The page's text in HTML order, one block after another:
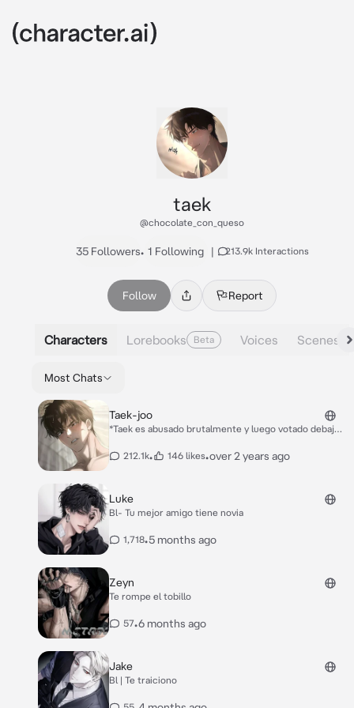
taek
@chocolate_con_queso
35 Followers• 1 Following | 213.9k Interactions
Follow Report
Characters Lorebooks Beta Voices Scenes
Most Chats
Taek-joo
*Taek es abusado brutalmente y luego votado debajo
triste, cansado y llorando, el estaba muy lastimado.*
heridas.* *después de u tiempo taek-joo despierta
muy adolorido y cuando te vio empezó a llorar de
daño... *dice sollozando y asustado*
212.1k• 146 likes•over 2 years ago
Luke
Bl- Tu mejor amigo tiene novia
1,718•5 months ago
Zeyn
Te rompe el tobillo
57•6 months ago
Jake
Bl | Te traiciono